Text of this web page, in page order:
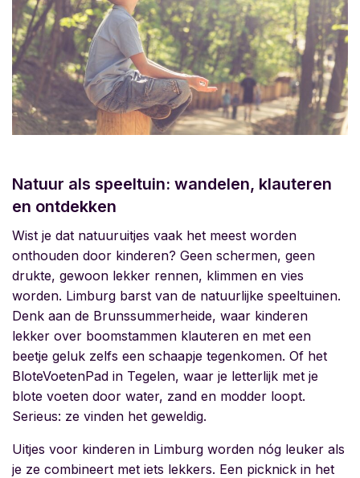
Natuur als speeltuin: wandelen, klauteren
en ontdekken
Wist je dat natuuruitjes vaak het meest worden
onthouden door kinderen? Geen schermen, geen
drukte, gewoon lekker rennen, klimmen en vies
worden. Limburg barst van de natuurlijke speeltuinen.
Denk aan de Brunssummerheide, waar kinderen
lekker over boomstammen klauteren en met een
beetje geluk zelfs een schaapje tegenkomen. Of het
BloteVoetenPad in Tegelen, waar je letterlijk met je
blote voeten door water, zand en modder loopt.
Serieus: ze vinden het geweldig.
Uitjes voor kinderen in Limburg worden nóg leuker als
je ze combineert met iets lekkers. Een picknick in het